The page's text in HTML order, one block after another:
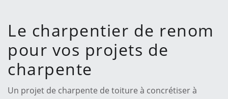
Le charpentier de renom
pour vos projets de
charpente
Un projet de charpente de toiture à concrétiser à